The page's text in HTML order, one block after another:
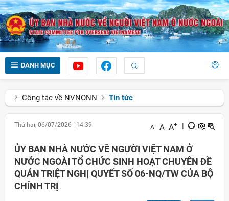
DANH MỤC
Công tác về NVNONN Tin tức
Thứ hai, 06/07/2026 14:39 A- A A+ |
ỦY BAN NHÀ NƯỚC VỀ NGƯỜI VIỆT NAM Ở
NƯỚC NGOÀI TỔ CHỨC SINH HOẠT CHUYÊN ĐỀ
QUÁN TRIỆT NGHỊ QUYẾT SỐ 06-NQ/TW CỦA BỘ
CHÍNH TRỊ